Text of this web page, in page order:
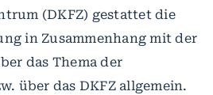
(DKFZ) gestattet die
in Zusammenhang mit der
das Thema der
über das DKFZ allgemein.